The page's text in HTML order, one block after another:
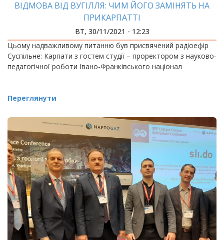
ВІДМОВА ВІД ВУГІЛЛЯ: ЧИМ ЙОГО ЗАМІНЯТЬ НА
ПРИКАРПАТТІ
ВТ, 30/11/2021 - 12:23
Цьому надважливому питанню був присвячений радіоефір
Суспільне: Карпати з гостем студії – проректором з науково-
педагогічної роботи Івано-Франківського націонал
Переглянути